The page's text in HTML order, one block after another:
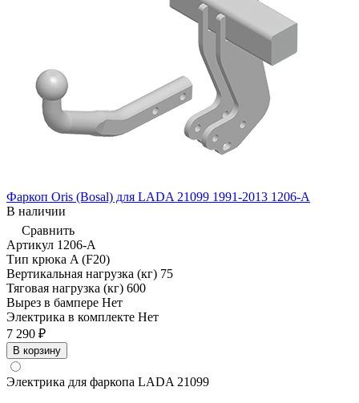
Фаркоп Oris (Bosal) для LADA 21099 1991-2013 1206-A
В наличии
Сравнить
Артикул 1206-A
Тип крюка A (F20)
Вертикальная нагрузка (кг) 75
Тяговая нагрузка (кг) 600
Вырез в бампере Нет
Электрика в комплекте Нет
7 290 ₽
В корзину
Электрика для фаркопа LADA 21099